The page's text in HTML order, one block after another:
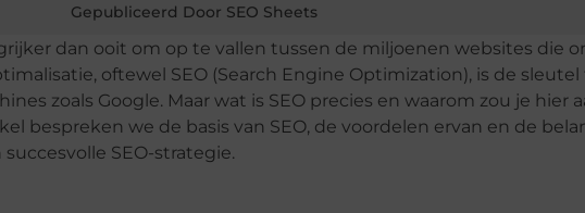
Gepubliceerd Door SEO Sheets
dan ooit om op te vallen tussen de miljoenen websites die
oftewel SEO (Search Engine Optimization), is de
zoals Google. Maar wat is SEO precies en waarom zou je hier
bespreken we de basis van SEO, de voordelen ervan en de
SEO-strategie.